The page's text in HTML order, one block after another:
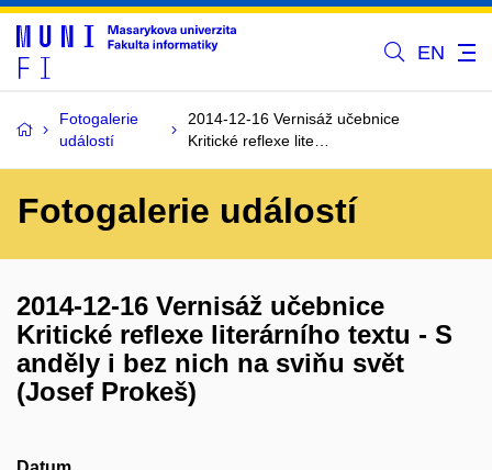
EN
Fotogalerie
událostí
2014-12-16 Vernisáž učebnice
Kritické reflexe lite…
Fotogalerie událostí
2014-12-16 Vernisáž učebnice
Kritické reflexe literárního textu - S
anděly i bez nich na sviňu svět
(Josef Prokeš)